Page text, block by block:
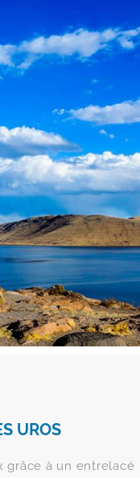
UROS
grâce à un entrelacé